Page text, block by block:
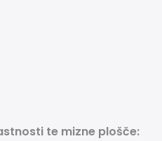
te mizne plošče: